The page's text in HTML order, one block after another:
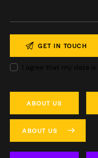
I agree that my data is
ABOUT US
ABOUT US